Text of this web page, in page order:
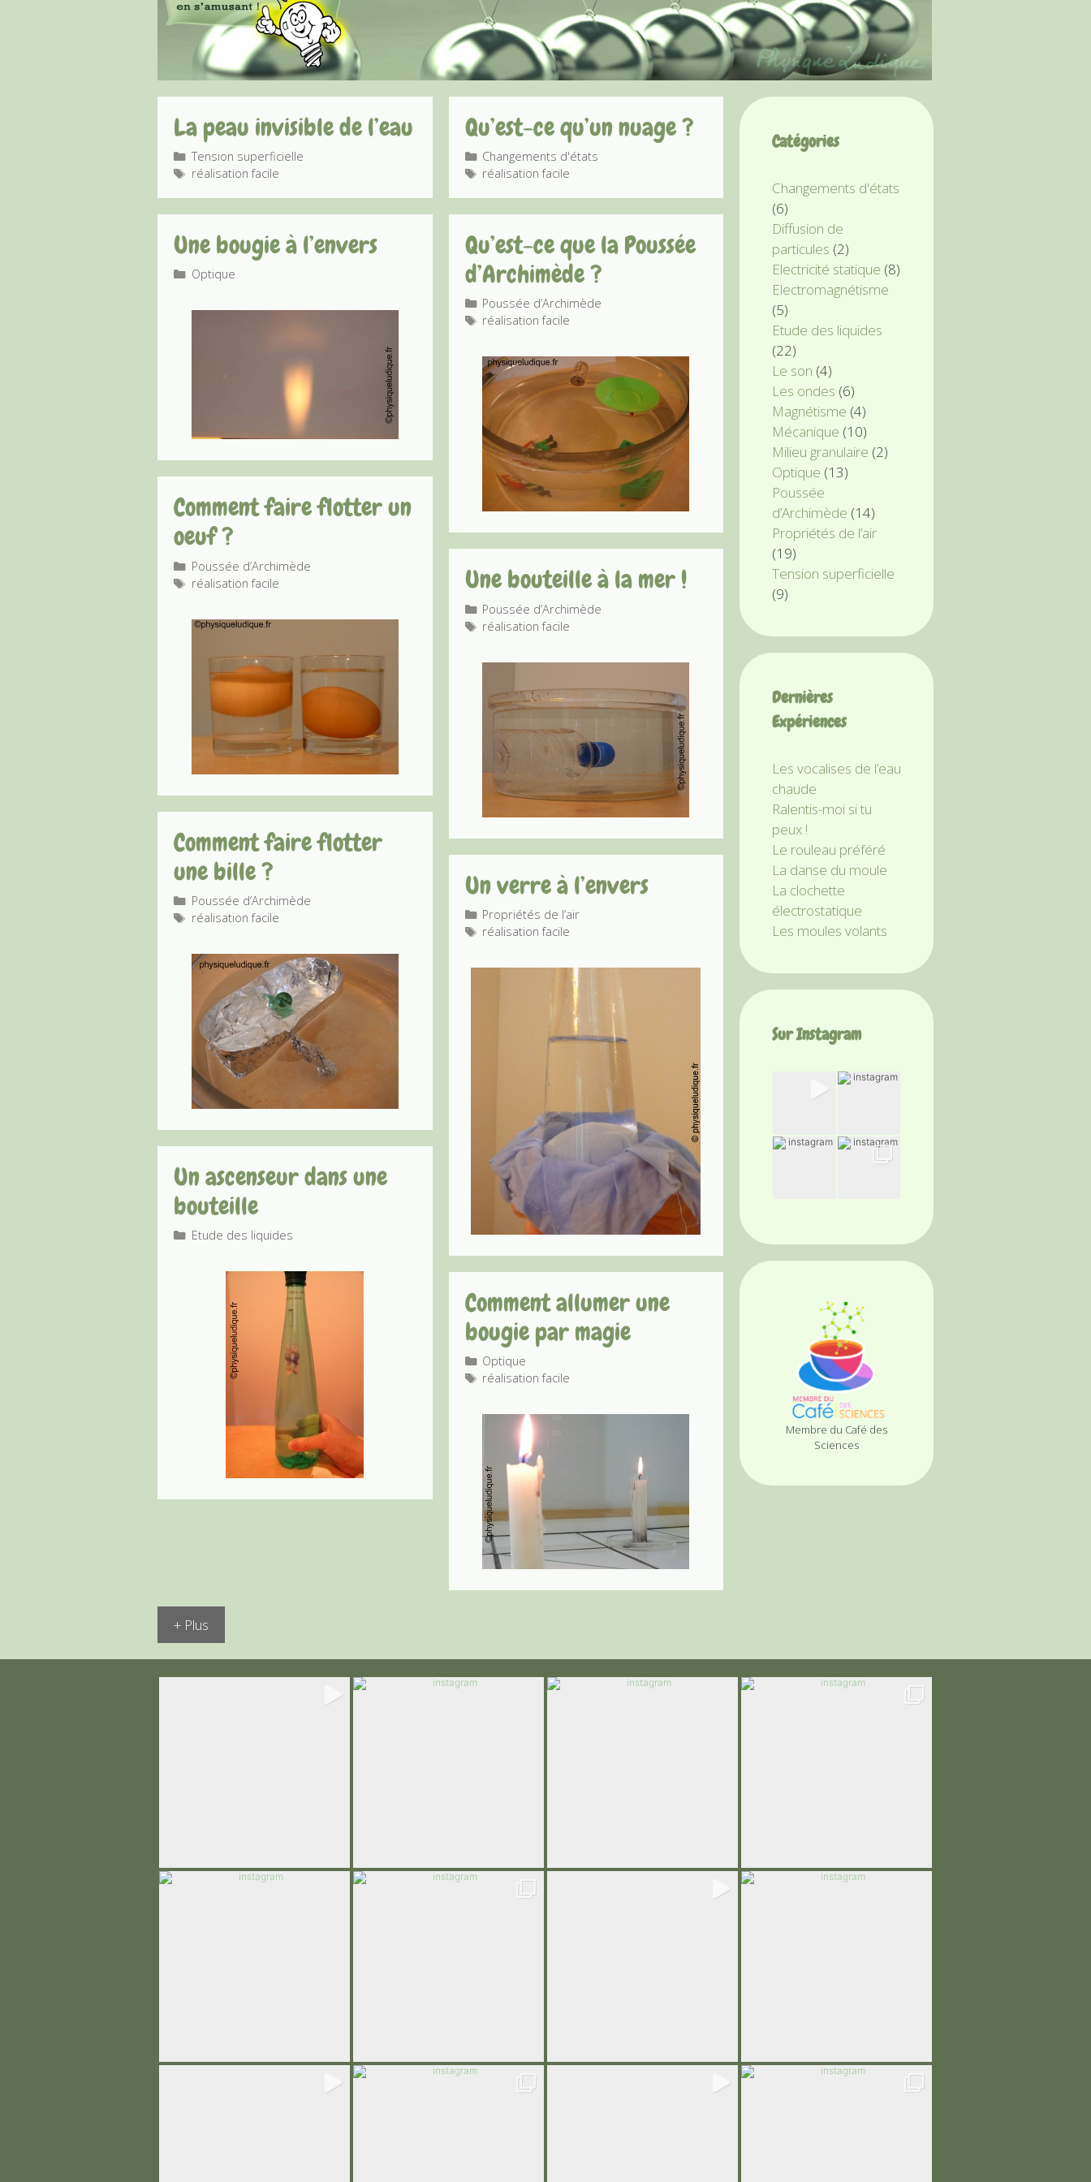
La peau invisible de l’eau
Catégories
Tension superficielle
Étiquettes
réalisation facile
Qu’est-ce qu’un nuage ?
Catégories
Changements d'états
Étiquettes
réalisation facile
Une bougie à l’envers
Catégories
Optique
Qu’est-ce que la Poussée
d’Archimède ?
Catégories
Poussée d’Archimède
Étiquettes
réalisation facile
Comment faire flotter un
oeuf ?
Catégories
Poussée d’Archimède
Étiquettes
réalisation facile Une bouteille à la mer !
Catégories
Poussée d’Archimède
Étiquettes
réalisation facile
Comment faire flotter
une bille ?
Catégories
Poussée d’Archimède
Étiquettes
réalisation facile
Un verre à l’envers
Catégories
Propriétés de l’air
Étiquettes
réalisation facile
Un ascenseur dans une
bouteille
Catégories
Etude des liquides
Comment allumer une
bougie par magie
Catégories
Optique
Étiquettes
réalisation facile
+ Plus
Catégories
Changements d'états
(6)
Diffusion de
particules (2)
Electricité statique (8)
Electromagnétisme
(5)
Etude des liquides
(22)
Le son (4)
Les ondes (6)
Magnétisme (4)
Mécanique (10)
Milieu granulaire (2)
Optique (13)
Poussée
d’Archimède (14)
Propriétés de l’air
(19)
Tension superficielle
(9)
Dernières
Expériences
Les vocalises de l’eau
chaude
Ralentis-moi si tu
peux !
Le rouleau préféré
La danse du moule
La clochette
électrostatique
Les moules volants
Sur Instagram
Membre du Café des
Sciences